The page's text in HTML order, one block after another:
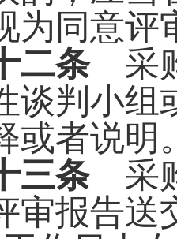
为同意评
二条采购
谈判小组
或者说明
三条采购
审报告送